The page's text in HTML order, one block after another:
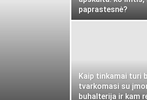
paprastesnė?
Kaip tinkamai turi
tvarkomasi su
buhalterija ir kam